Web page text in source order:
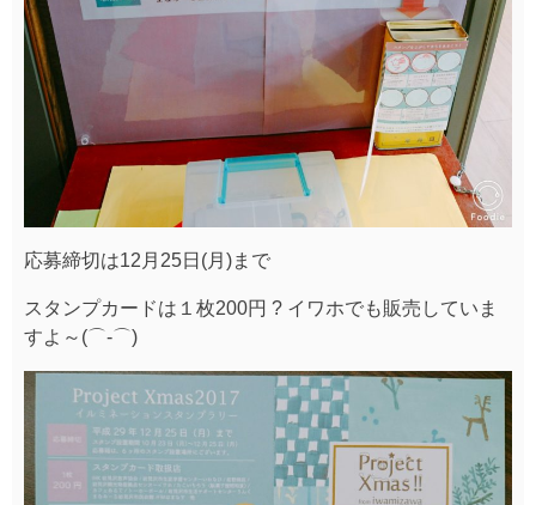
応募締切は12月25日(月)まで
スタンプカードは１枚200円 ? イワホでも販売していま
すよ～(⌒‐⌒)